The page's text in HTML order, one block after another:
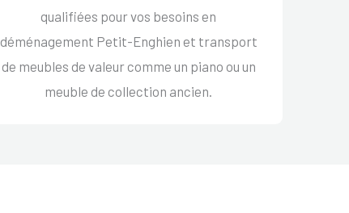
qualifiées pour vos besoins en
déménagement Petit-Enghien et transport
de meubles de valeur comme un piano ou un
meuble de collection ancien.